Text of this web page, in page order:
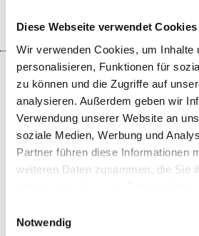
Diese Webseite verwendet Cookies
Wir verwenden Cookies, um Inhalte
personalisieren, Funktionen für
zu können und die Zugriffe auf
analysieren. Außerdem geben wir
Verwendung unserer Website an
soziale Medien, Werbung und
Partner führen diese Informationen
weiteren Daten zusammen, die Sie
Notwendig
+
−